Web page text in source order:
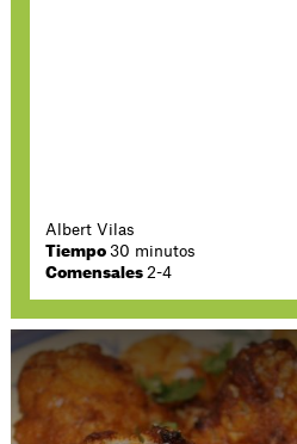
Albert Vilas
Tiempo 30 minutos
Comensales2-4